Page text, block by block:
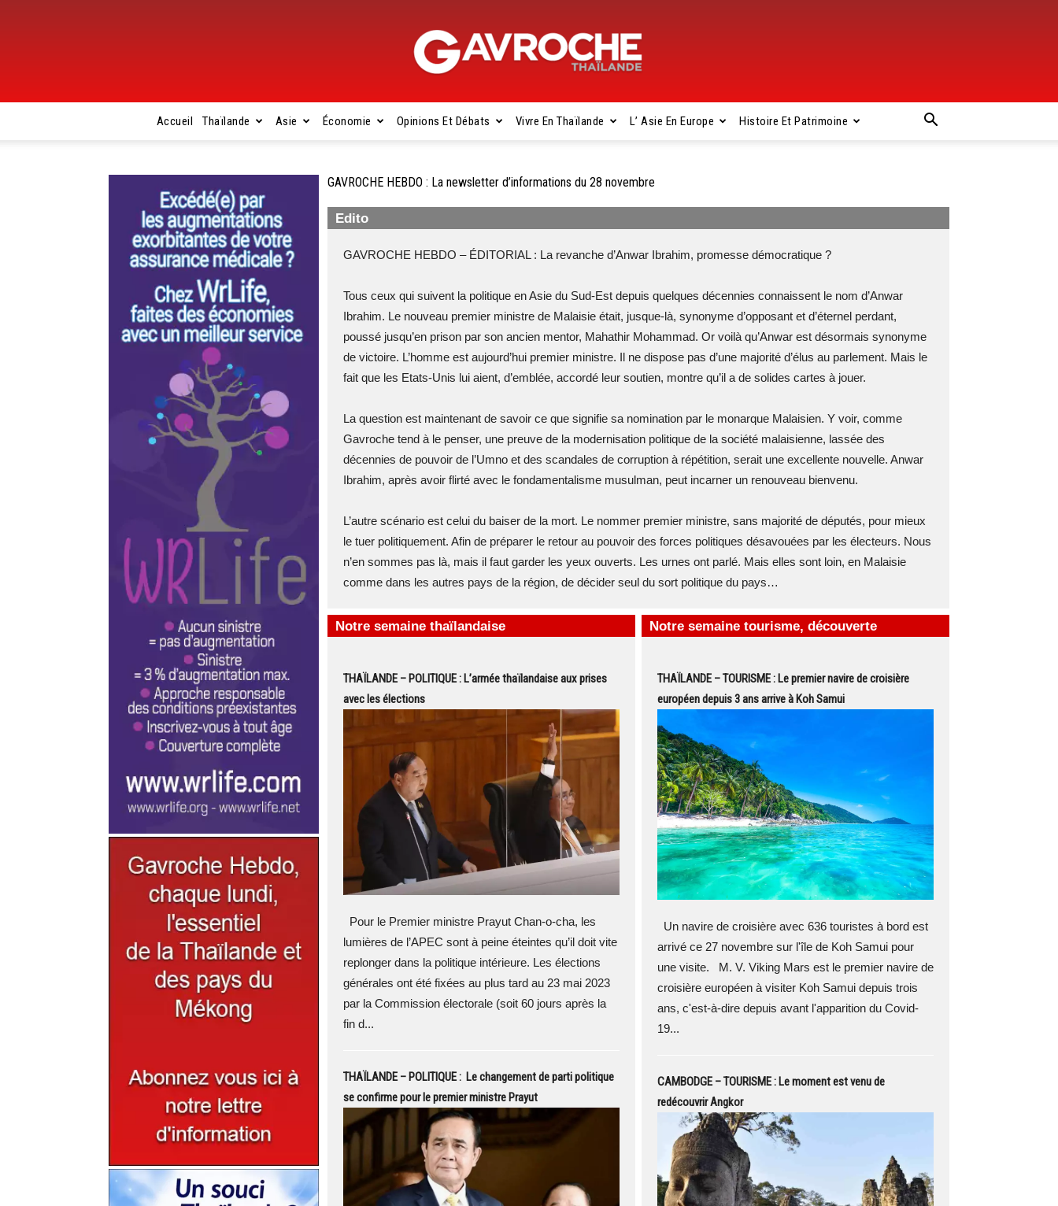
Gavroche
Thaïlande
Accueil Thaïlande Asie Économie Opinions Et Débats Vivre En Thaïlande L’ Asie En Europe Histoire Et Patrimoine
GAVROCHE HEBDO : La newsletter d’informations du 28 novembre
Edito
GAVROCHE HEBDO – ÉDITORIAL : La revanche d’Anwar Ibrahim, promesse démocratique ?
Tous ceux qui suivent la politique en Asie du Sud-Est depuis quelques décennies connaissent le nom d’Anwar
Ibrahim. Le nouveau premier ministre de Malaisie était, jusque-là, synonyme d’opposant et d’éternel perdant,
poussé jusqu’en prison par son ancien mentor, Mahathir Mohammad. Or voilà qu’Anwar est désormais synonyme
de victoire. L’homme est aujourd’hui premier ministre. Il ne dispose pas d’une majorité d’élus au parlement. Mais le
fait que les Etats-Unis lui aient, d’emblée, accordé leur soutien, montre qu’il a de solides cartes à jouer.
La question est maintenant de savoir ce que signifie sa nomination par le monarque Malaisien. Y voir, comme
Gavroche tend à le penser, une preuve de la modernisation politique de la société malaisienne, lassée des
décennies de pouvoir de l’Umno et des scandales de corruption à répétition, serait une excellente nouvelle. Anwar
Ibrahim, après avoir flirté avec le fondamentalisme musulman, peut incarner un renouveau bienvenu.
L’autre scénario est celui du baiser de la mort. Le nommer premier ministre, sans majorité de députés, pour mieux
le tuer politiquement. Afin de préparer le retour au pouvoir des forces politiques désavouées par les électeurs. Nous
n’en sommes pas là, mais il faut garder les yeux ouverts. Les urnes ont parlé. Mais elles sont loin, en Malaisie
comme dans les autres pays de la région, de décider seul du sort politique du pays…
Notre semaine thaïlandaise
THAÏLANDE – POLITIQUE : L’armée thaïlandaise aux prises
avec les élections
Pour le Premier ministre Prayut Chan-o-cha, les
lumières de l’APEC sont à peine éteintes qu’il doit vite
replonger dans la politique intérieure. Les élections
générales ont été fixées au plus tard au 23 mai 2023
par la Commission électorale (soit 60 jours après la
fin d...
THAÏLANDE – POLITIQUE : Le changement de parti politique
se confirme pour le premier ministre Prayut
Notre semaine tourisme, découverte
THAÏLANDE – TOURISME : Le premier navire de croisière
européen depuis 3 ans arrive à Koh Samui
Un navire de croisière avec 636 touristes à bord est
arrivé ce 27 novembre sur l'île de Koh Samui pour
une visite. M. V. Viking Mars est le premier navire de
croisière européen à visiter Koh Samui depuis trois
ans, c'est-à-dire depuis avant l'apparition du Covid-
19...
CAMBODGE – TOURISME : Le moment est venu de
redécouvrir Angkor